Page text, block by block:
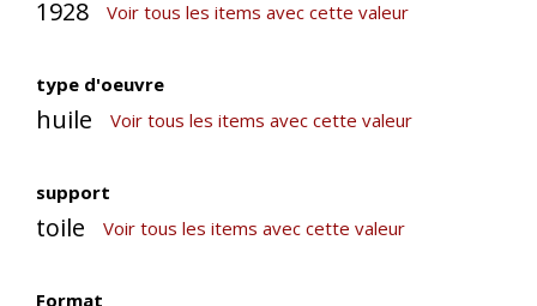
1928 Voir tous les items avec cette valeur
type d'oeuvre
huile Voir tous les items avec cette valeur
support
toile Voir tous les items avec cette valeur
Format